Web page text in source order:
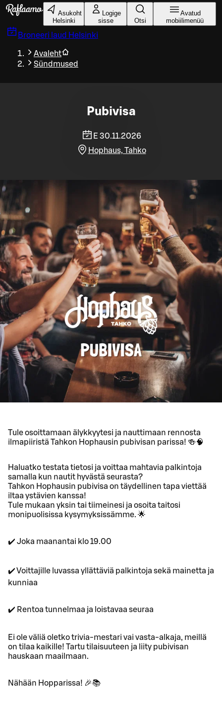
Liigu peamise sisu juurde
Asukoht
Helsinki
Logige
sisse
Otsi
Avatud
mobiilimenüü
Broneeri laud Helsinki
Avaleht
Sündmused
Pubivisa
E 30.11.2026
Hophaus, Tahko
Tule osoittamaan älykkyytesi ja nauttimaan rennosta
ilmapiiristä Tahkon Hophausin pubivisan parissa! 🍻🧠
Haluatko testata tietosi ja voittaa mahtavia palkintoja
samalla kun nautit hyvästä seurasta?
Tahkon Hophausin pubivisa on täydellinen tapa viettää
iltaa ystävien kanssa!
Tule mukaan yksin tai tiimeinesi ja osoita taitosi
monipuolisissa kysymyksissämme. 🌟
✔️ Joka maanantai klo 19.00
✔️ Voittajille luvassa yllättäviä palkintoja sekä mainetta ja
kunniaa
✔️ Rentoa tunnelmaa ja loistavaa seuraa
Ei ole väliä oletko trivia-mestari vai vasta-alkaja, meillä
on tilaa kaikille! Tartu tilaisuuteen ja liity pubivisan
hauskaan maailmaan.
Nähään Hopparissa! 🎉📚